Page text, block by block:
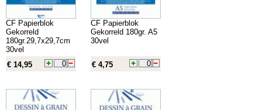
CF Papierblok
Gekorreld
180gr.29,7x29,7cm
30vel
€ 14,95
CF Papierblok
Gekorreld 180gr. A5
30vel
€ 4,75